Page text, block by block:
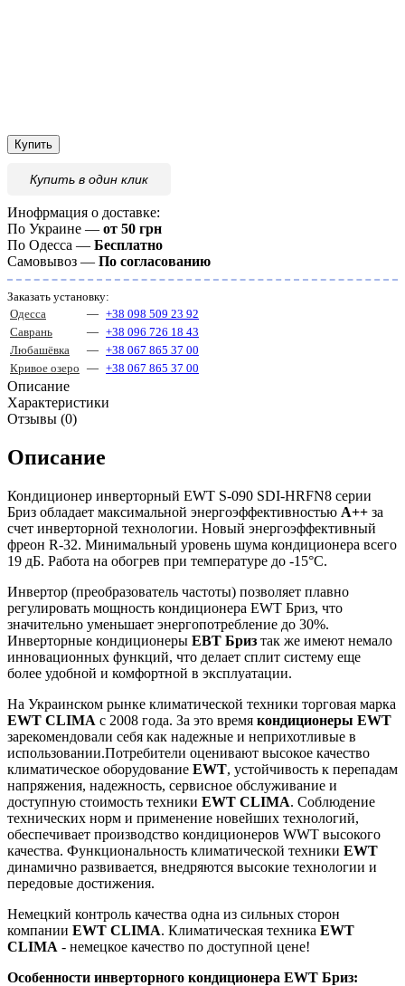
Купить
Купить в один клик
Инофрмация о доставке:
По Украине — от 50 грн
По Одесса — Бесплатно
Самовывоз — По согласованию
Заказать установку:
Одесса
— +38 098 509 23 92
Саврань
— +38 096 726 18 43
Любашёвка
— +38 067 865 37 00
Кривое озеро — +38 067 865 37 00
Описание
Характеристики
Отзывы (0)
Описание
Кондиционер инверторный EWT S-090 SDI-HRFN8 серии
Бриз обладает максимальной энергоэффективностью А++ за
счет инверторной технологии. Новый энергоэффективный
фреон R-32. Минимальный уровень шума кондиционера всего
19 дБ. Работа на обогрев при температуре до -15°С.
Инвертор (преобразователь частоты) позволяет плавно
регулировать мощность кондиционера EWT Бриз, что
значительно уменьшает энергопотребление до 30%.
Инверторные кондиционеры ЕВТ Бриз так же имеют немало
инновационных функций, что делает сплит систему еще
более удобной и комфортной в эксплуатации.
На Украинском рынке климатической техники торговая марка
EWT CLIMA с 2008 года. За это время кондиционеры EWT
зарекомендовали себя как надежные и неприхотливые в
использовании.Потребители оценивают высокое качество
климатическое оборудование EWT, устойчивость к перепадам
напряжения, надежность, сервисное обслуживание и
доступную стоимость техники EWT CLIMA. Соблюдение
технических норм и применение новейших технологий,
обеспечивает производство кондиционеров WWT высокого
качества. Функциональность климатической техники EWT
динамично развивается, внедряются высокие технологии и
передовые достижения.
Немецкий контроль качества одна из сильных сторон
компании EWT CLIMA. Климатическая техника EWT
CLIMA - немецкое качество по доступной цене!
Особенности инверторного кондиционера EWT Бриз: